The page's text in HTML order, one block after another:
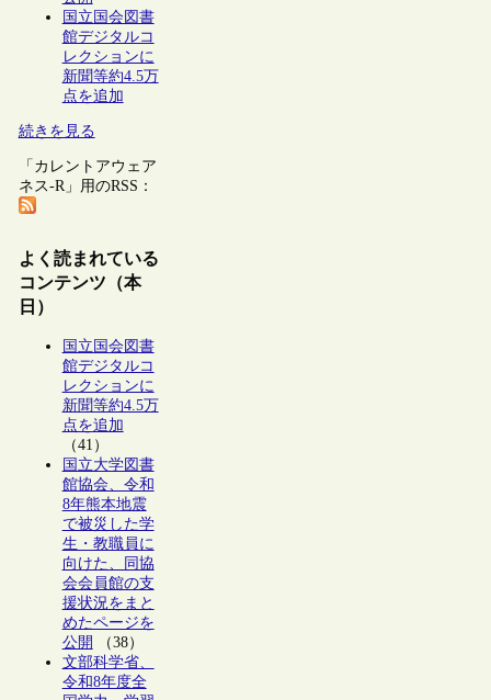
国立国会図書
館デジタルコ
レクションに
新聞等約4.5万
点を追加
続きを見る
「カレントアウェア
ネス-R」用のRSS：
よく読まれている
コンテンツ（本
日）
国立国会図書
館デジタルコ
レクションに
新聞等約4.5万
点を追加
（41）
国立大学図書
館協会、令和
8年熊本地震
で被災した学
生・教職員に
向けた、同協
会会員館の支
援状況をまと
めたページを
公開
（38）
文部科学省、
令和8年度全